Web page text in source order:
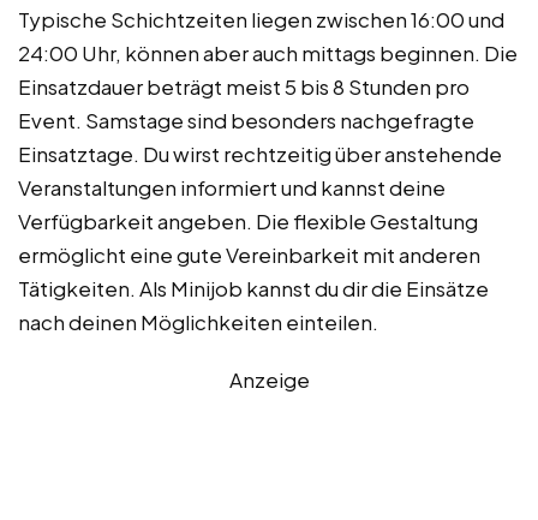
Typische Schichtzeiten liegen zwischen 16:00 und
24:00 Uhr, können aber auch mittags beginnen. Die
Einsatzdauer beträgt meist 5 bis 8 Stunden pro
Event. Samstage sind besonders nachgefragte
Einsatztage. Du wirst rechtzeitig über anstehende
Veranstaltungen informiert und kannst deine
Verfügbarkeit angeben. Die flexible Gestaltung
ermöglicht eine gute Vereinbarkeit mit anderen
Tätigkeiten. Als Minijob kannst du dir die Einsätze
nach deinen Möglichkeiten einteilen.
Anzeige